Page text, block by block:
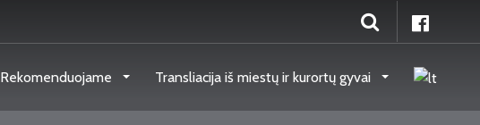
Rekomenduojame Transliacija iš miestų ir kurortų gyvai